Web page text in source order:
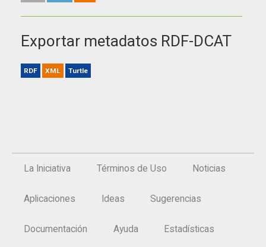
Exportar metadatos RDF-DCAT
RDF XML Turtle
La Iniciativa Términos de Uso Noticias
Aplicaciones Ideas Sugerencias
Documentación Ayuda Estadísticas